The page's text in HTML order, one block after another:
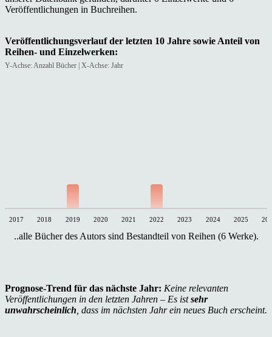
Veröffentlichungen in Buchreihen.
Veröffentlichungsverlauf der letzten 10 Jahre sowie Anteil von
Reihen- und Einzelwerken:
Y-Achse: Anzahl Bücher | X-Achse: Jahr
2017 2018 2019 2020 2021 2022 2023 2024 2025
..alle Bücher des Autors sind Bestandteil von Reihen (6 Werke).
Prognose-Trend für das nächste Jahr: Keine relevanten
Veröffentlichungen in den letzten Jahren – Es istsehr
unwahrscheinlich , dass im nächsten Jahr ein neues Buch erscheint.